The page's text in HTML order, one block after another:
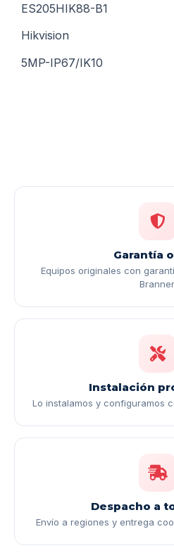
ES205HIK88-B1
Hikvision
5MP-IP67/IK10
Garantía
Equipos originales con
Instalación
Lo instalamos y configuramos
Despacho a
Envío a regiones y entrega